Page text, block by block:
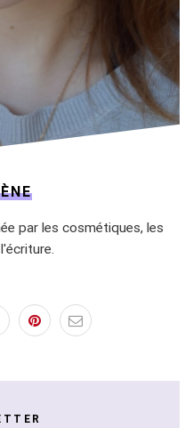
par les cosmétiques, les